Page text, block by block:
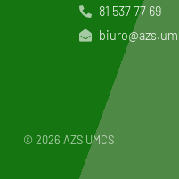
81 537 77 69
© 2026 AZS UMCS